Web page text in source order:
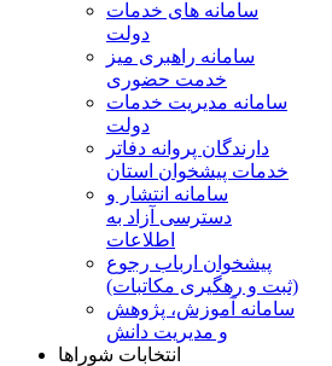
سامانه های خدمات
دولت
سامانه راهبری میز
خدمت حضوری
سامانه مدیریت خدمات
دولت
دارندگان پروانه دفاتر
خدمات پیشخوان استان
سامانه انتشار و
دسترسی آزاد به
اطلاعات
پیشخوان ارباب رجوع
(ثبت و رهگیری مکاتبات)
سامانه آموزش، پژوهش
و مدیریت دانش
انتخابات شوراها